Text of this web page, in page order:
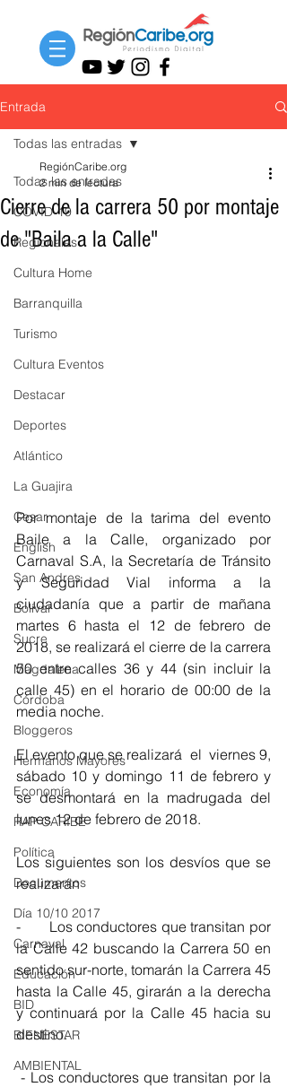
Entrada
Todas las entradas
COVID-19
Regionales
Cultura Home
Barranquilla
Turismo
Cultura Eventos
Destacar
Deportes
Atlántico
La Guajira
Cesar
English
San Andres
Bolívar
Sucre
Magdalena
Córdoba
Bloggeros
Hermanos Mayores
Economía
RAP CARIBE
Política
Documentos
Día 10/10 2017
Carnaval
Educación
BID
BIENESTAR
AMBIENTAL
Todas las entradas
Cierre de la carrera 50 por montaje
de "Baila a la Calle"
RegiónCaribe.org
2 min de lectura
Por montaje de la tarima del evento
Baile a la Calle, organizado por
Carnaval S.A, la Secretaría de Tránsito
y Seguridad Vial informa a la
ciudadanía que a partir de mañana
martes 6 hasta el 12 de febrero de
2018, se realizará el cierre de la carrera
50 entre calles 36 y 44 (sin incluir la
calle 45) en el horario de 00:00 de la
media noche.
El evento que se realizará  el  viernes 9,
sábado 10 y domingo 11 de febrero y
se desmontará en la madrugada del
lunes 12 de febrero de 2018.
Los siguientes son los desvíos que se
realizarán
-       Los conductores que transitan por
la Calle 42 buscando la Carrera 50 en
sentido sur-norte, tomarán la Carrera 45
hasta la Calle 45, girarán a la derecha
y continuará por la Calle 45 hacia su
destino.
- Los conductores que transitan por la